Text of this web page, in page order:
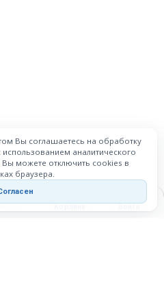
Корзина Войти
Вы соглашаетесь на обработку
использованием аналитического
Вы можете отключить cookies в
браузера.